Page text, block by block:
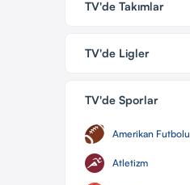
TV'de Takımlar
TV'de Ligler
TV'de Sporlar
Amerikan Futbolu
Atletizm